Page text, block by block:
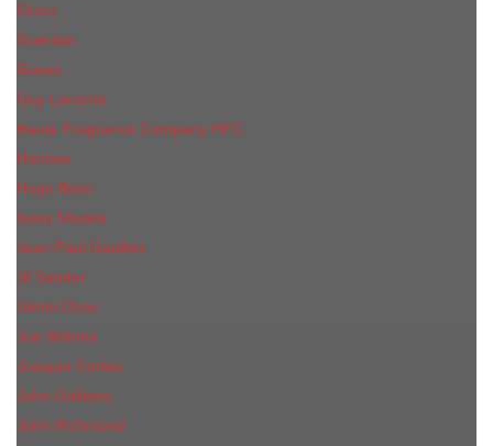
Gucci
Guerlain
Guess
Guy Laroche
Haute Fragrance Company HFC
Hermes
Hugo Boss
Issey Miyake
Jean Paul Gaultier
Jil Sander
Jimmi Choo
Jое Malоnе
Joaquin Cortes
John Galliano
John Richmond